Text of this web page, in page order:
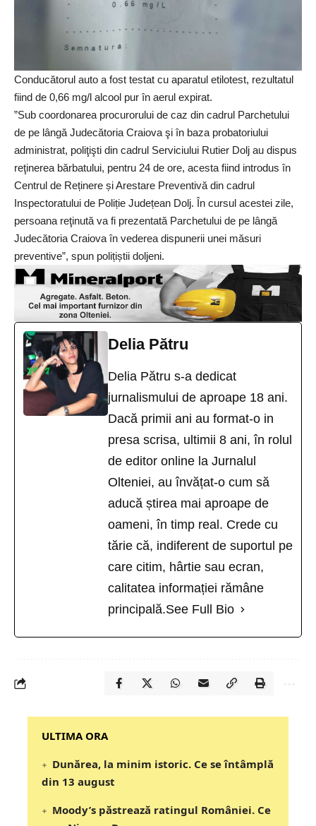
Conducătorul auto a fost testat cu aparatul etilotest, rezultatul
fiind de 0,66 mg/l alcool pur în aerul expirat.
”Sub coordonarea procurorului de caz din cadrul Parchetului
de pe lângă Judecătoria Craiova şi în baza probatoriului
administrat, poliţişti din cadrul Serviciului Rutier Dolj au dispus
reţinerea bărbatului, pentru 24 de ore, acesta fiind introdus în
Centrul de Reținere și Arestare Preventivă din cadrul
Inspectoratului de Poliție Județean Dolj. În cursul acestei zile,
persoana reţinută va fi prezentată Parchetului de pe lângă
Judecătoria Craiova în vederea dispunerii unei măsuri
preventive”, spun polițiștii doljeni.
Delia Pătru
Delia Pătru s-a dedicat
jurnalismului de aproape 18 ani.
Dacă primii ani au format-o in
presa scrisa, ultimii 8 ani, în rolul
de editor online la Jurnalul
Olteniei, au învățat-o cum să
aducă știrea mai aproape de
oameni, în timp real. Crede cu
tărie că, indiferent de suportul pe
care citim, hârtie sau ecran,
calitatea informației rămâne
principală.See Full Bio
‎‎‎‎‎‎‎ULTIMA ORA
Dunărea, la minim istoric. Ce se întâmplă
din 13 august
Moody’s păstrează ratingul României. Ce